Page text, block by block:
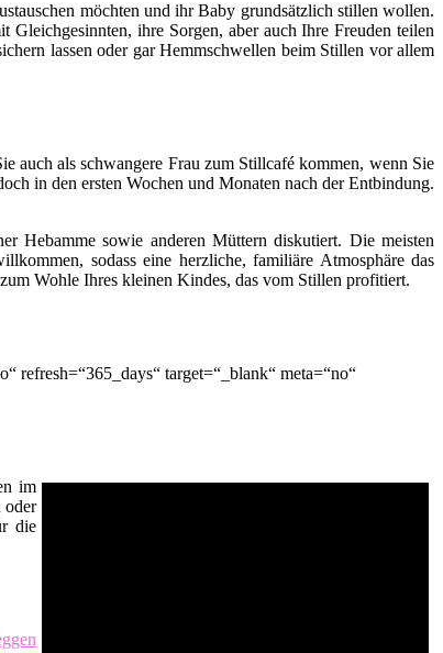
möchten und ihr Baby grundsätzlich stillen wollen.
ihre Sorgen, aber auch Ihre Freuden teilen
lassen oder gar Hemmschwellen beim Stillen vor allem
auch als schwangere Frau zum Stillcafé kommen, wenn Sie
in den ersten Wochen und Monaten nach der Entbindung.
Hebamme sowie anderen Müttern diskutiert. Die meisten
sodass eine herzliche, familiäre Atmosphäre das
Wohle Ihres kleinen Kindes, das vom Stillen profitiert.
refresh=“365_days“ target=“_blank“ meta=“no“
im
oder
die